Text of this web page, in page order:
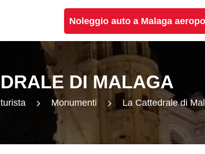
Noleggio auto a Malaga
DI MALAGA
Monumenti La Cattedrale di